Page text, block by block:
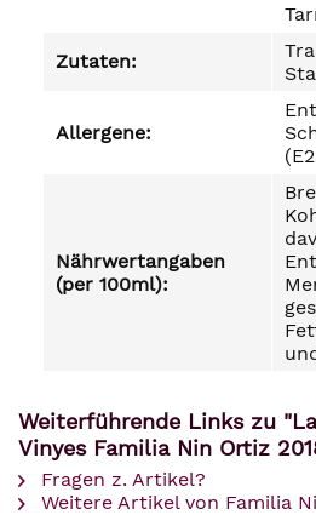
Zutaten:
Allergene:
Nährwertangaben
(per 100ml):
Weiterführende Links zu
Vinyes Familia Nin Ortiz
Fragen z. Artikel?
Weitere Artikel von Familia